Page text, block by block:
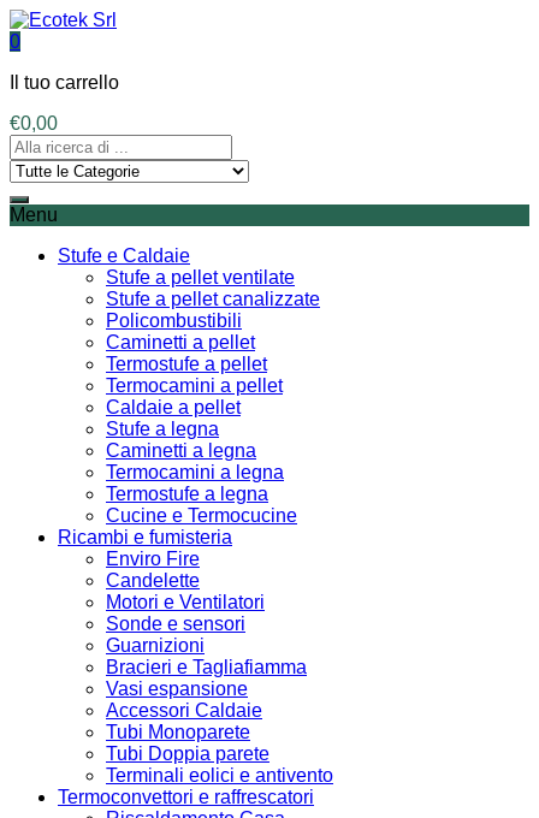
0
Il tuo carrello
€0,00
Menu
Stufe e Caldaie
Stufe a pellet ventilate
Stufe a pellet canalizzate
Policombustibili
Caminetti a pellet
Termostufe a pellet
Termocamini a pellet
Caldaie a pellet
Stufe a legna
Caminetti a legna
Termocamini a legna
Termostufe a legna
Cucine e Termocucine
Ricambi e fumisteria
Enviro Fire
Candelette
Motori e Ventilatori
Sonde e sensori
Guarnizioni
Bracieri e Tagliafiamma
Vasi espansione
Accessori Caldaie
Tubi Monoparete
Tubi Doppia parete
Terminali eolici e antivento
Termoconvettori e raffrescatori